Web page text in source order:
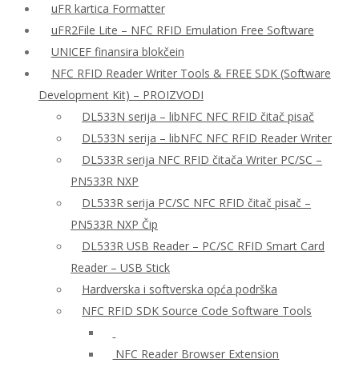
uFR kartica Formatter
uFR2File Lite – NFC RFID Emulation Free Software
UNICEF finansira blokčein
NFC RFID Reader Writer Tools & FREE SDK (Software
Development Kit) – PROIZVODI
DL533N serija – libNFC NFC RFID čitač pisač
DL533N serija – libNFC NFC RFID Reader Writer
DL533R serija NFC RFID čitača Writer PC/SC –
PN533R NXP
DL533R serija PC/SC NFC RFID čitač pisač –
PN533R NXP Čip
DL533R USB Reader – PC/SC RFID Smart Card
Reader – USB Stick
Hardverska i softverska opća podrška
NFC RFID SDK Source Code Software Tools
NFC Reader Browser Extension